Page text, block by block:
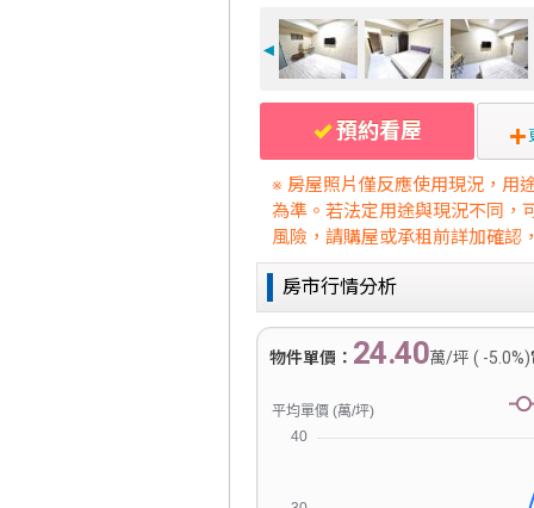
◄
預約看屋
※ 房屋照片僅反應使用現況，用
為準。若法定用途與現況不同，
風險，請購屋或承租前詳加確認
房市行情分析
物件單價： 24.40萬/坪 ( -5.0%)